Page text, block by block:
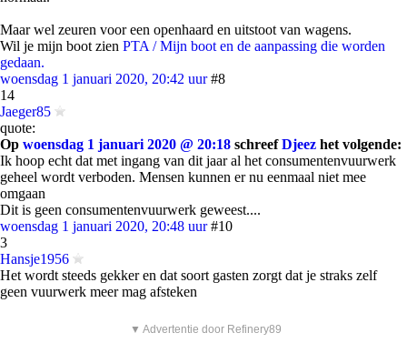
Maar wel zeuren voor een openhaard en uitstoot van wagens.
Wil je mijn boot zien PTA / Mijn boot en de aanpassing die worden
gedaan.
woensdag 1 januari 2020, 20:42 uur #8
14
Jaeger85
quote:
Op woensdag 1 januari 2020 @ 20:18 schreefDjeez het volgende:
Ik hoop echt dat met ingang van dit jaar al het consumentenvuurwerk
geheel wordt verboden. Mensen kunnen er nu eenmaal niet mee
omgaan
Dit is geen consumentenvuurwerk geweest....
woensdag 1 januari 2020, 20:48 uur #10
3
Hansje1956
Het wordt steeds gekker en dat soort gasten zorgt dat je straks zelf
geen vuurwerk meer mag afsteken
▼ Advertentie door Refinery89